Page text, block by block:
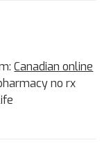
Canadian online
no rx